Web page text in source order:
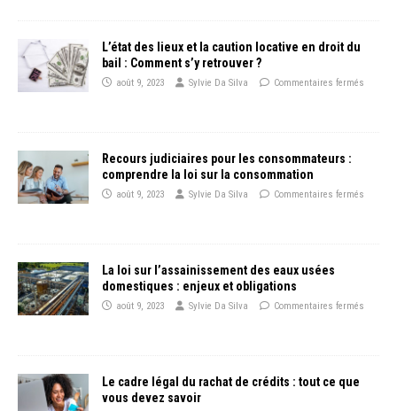
L’état des lieux et la caution locative en droit du
bail : Comment s’y retrouver ?
août 9, 2023 Sylvie Da Silva Commentaires fermés
Recours judiciaires pour les consommateurs :
comprendre la loi sur la consommation
août 9, 2023 Sylvie Da Silva Commentaires fermés
La loi sur l’assainissement des eaux usées
domestiques : enjeux et obligations
août 9, 2023 Sylvie Da Silva Commentaires fermés
Le cadre légal du rachat de crédits : tout ce que
vous devez savoir